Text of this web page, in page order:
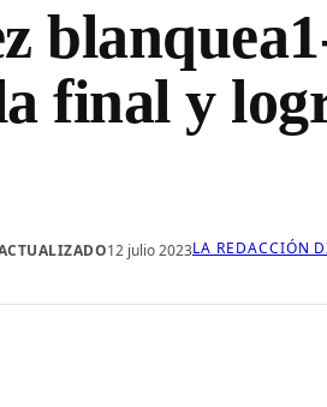
final y
12 julio 2023LA REDACCIÓN